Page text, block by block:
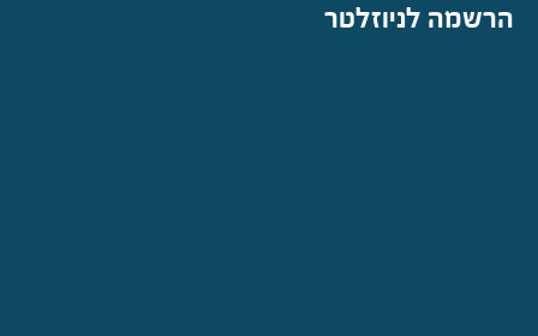
הרשמה לניוזלטר